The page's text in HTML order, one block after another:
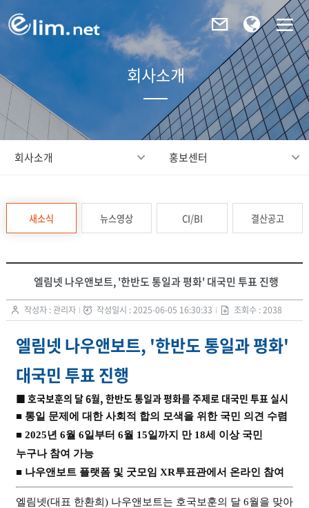
회사소개
회사소개 홍보센터
새소식 뉴스영상 CI/BI 결산공고
엘림넷 나우앤보트, '한반도 통일과 평화' 대국민 투표 진행
작성자 : 관리자 작성일시 : 2025-06-05 16:30:33 조회수 : 2038
엘림넷 나우앤보트, '한반도 통일과 평화'
대국민 투표 진행
■ 호국보훈의 달 6월, 한반도 통일과 평화를 주제로 대국민 투표 실시
■ 통일 문제에 대한 사회적 합의 모색을 위한 국민 의견 수렴
■ 2025년 6월 6일부터 6월 15일까지 만 18세 이상 국민
누구나 참여 가능
■ 나우앤보트 플랫폼 및 굿모임 XR투표관에서 온라인 참여
엘림넷(대표 한환희) 나우앤보트는 호국보훈의 달 6월을 맞아